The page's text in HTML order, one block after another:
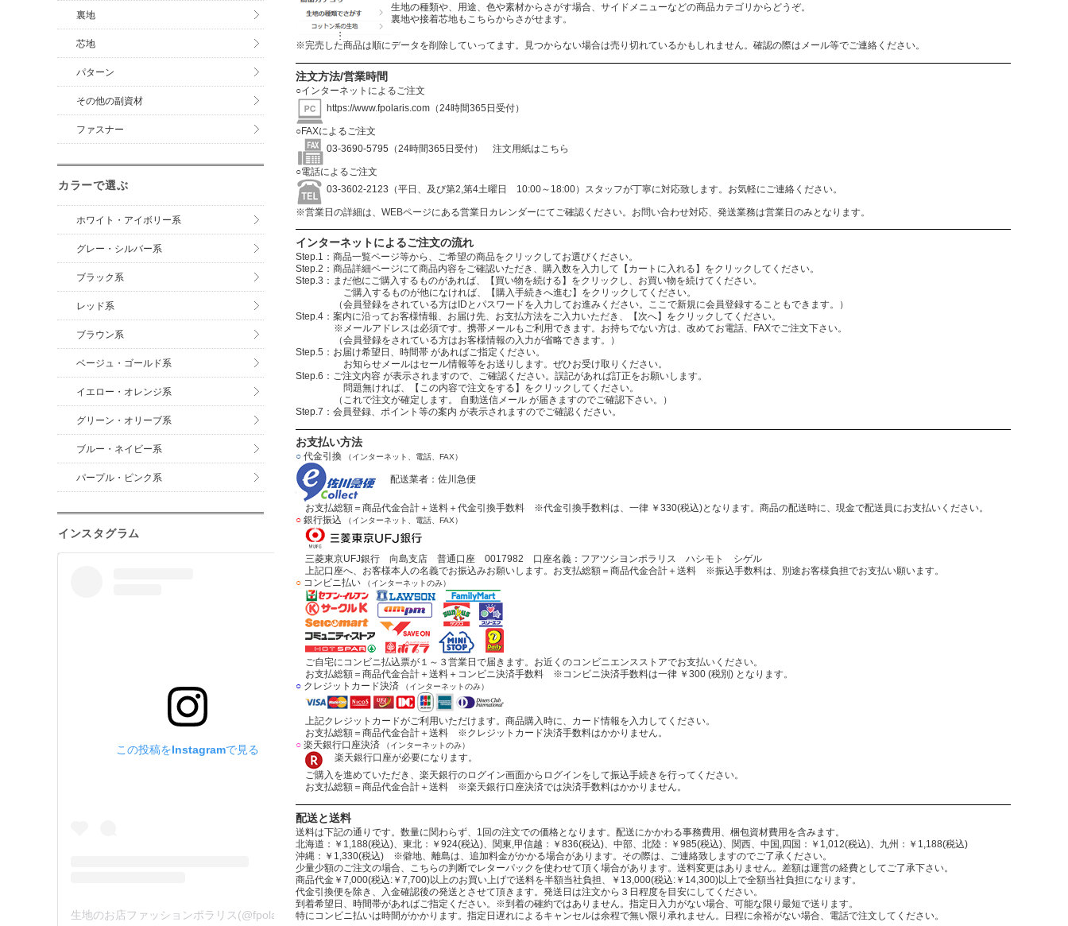
生地の種類や、用途、色や素材からさがす場合、サイドメニューなどの商品カテゴリからどうぞ。
裏地や接着芯地もこちらからさがせます。
※完売した商品は順にデータを削除していってます。見つからない場合は売り切れているかもしれません。確認の際はメール等でご連絡ください。
注文方法/営業時間
○インターネットによるご注文
https://www.fpolaris.com （24時間365日受付）
○FAXによるご注文
03-3690-5795（24時間365日受付）
注文用紙はこちら
○電話によるご注文
03-3602-2123（平日、及び第2,第4土曜日 10:00～18:00）スタッフが丁寧に対応致します。お気軽にご連絡ください。
※営業日の詳細は、WEBページにある営業日カレンダーにてご確認ください。お問い合わせ対応、発送業務は営業日のみとなります。
インターネットによるご注文の流れ
Step.1：商品一覧ページ等から、ご希望の商品をクリックしてお選びください。
Step.2：商品詳細ページにて商品内容をご確認いただき、購入数を入力して【カートに入れる】をクリックしてください。
Step.3：まだ他にご購入するものがあれば、【買い物を続ける】をクリックし、お買い物を続けてください。
ご購入するものが他になければ、【購入手続きへ進む】をクリックしてください。
（会員登録をされている方はIDとパスワードを入力してお進みください。ここで新規に会員登録することもできます。）
Step.4：案内に沿ってお客様情報、お届け先、お支払方法をご入力いただき、【次へ】をクリックしてください。
※メールアドレスは必須です。携帯メールもご利用できます。お持ちでない方は、改めてお電話、FAXでご注文下さい。
（会員登録をされている方はお客様情報の入力が省略できます。）
Step.5：お届け希望日、時間帯 があればご指定ください。
お知らせメールはセール情報等をお送りします。ぜひお受け取りください。
Step.6：ご注文内容 が表示されますので、ご確認ください。誤記があれば訂正をお願いします。
問題無ければ、【この内容で注文をする】をクリックしてください。
（これで注文が確定します。 自動送信メール が届きますのでご確認下さい。）
Step.7：会員登録、ポイント等の案内 が表示されますのでご確認ください。
お支払い方法
○ 代金引換 （インターネット、電話、FAX）
配送業者：佐川急便
お支払総額＝商品代金合計＋送料＋代金引換手数料 ※代金引換手数料は、一律 ￥330(税込)となります。商品の配送時に、現金で配送員にお支払いください。
○ 銀行振込 （インターネット、電話、FAX）
三菱東京UFJ銀行 向島支店 普通口座 0017982 口座名義：フアツシヨンポラリス ハシモト シゲル
上記口座へ、お客様本人の名義でお振込みお願いします。お支払総額＝商品代金合計＋送料 ※振込手数料は、別途お客様負担でお支払い願います。
○ コンビニ払い （インターネットのみ）
ご自宅にコンビニ払込票が１～３営業日で届きます。お近くのコンビニエンスストアでお支払いください。
お支払総額＝商品代金合計＋送料＋コンビニ決済手数料 ※コンビニ決済手数料は一律 ￥300 (税別) となります。
○ クレジットカード決済 （インターネットのみ）
上記クレジットカードがご利用いただけます。商品購入時に、カード情報を入力してください。
お支払総額＝商品代金合計＋送料 ※クレジットカード決済手数料はかかりません。
○ 楽天銀行口座決済 （インターネットのみ）
楽天銀行口座が必要になります。
ご購入を進めていただき、楽天銀行のログイン画面からログインをして振込手続きを行ってください。
お支払総額＝商品代金合計＋送料 ※楽天銀行口座決済では決済手数料はかかりません。
配送と送料
送料は下記の通りです。数量に関わらず、1回の注文での価格となります。配送にかかわる事務費用、梱包資材費用を含みます。
北海道：￥1,188(税込)、東北：￥924(税込)、関東,甲信越：￥836(税込)、中部、北陸：￥985(税込)、関西、中国,四国：￥1,012(税込)、九州：￥1,188(税込)
沖縄：￥1,330(税込) ※僻地、離島は、追加料金がかかる場合があります。その際は、ご連絡致しますのでご了承ください。
少量少額のご注文の場合、こちらの判断でレターパックを使わせて頂く場合があります。送料変更はありません。差額は運営の経費としてご了承下さい。
商品代金￥7,000(税込:￥7,700)以上のお買い上げで送料を半額当社負担、￥13,000(税込:￥14,300)以上で全額当社負担になります。
代金引換便を除き、入金確認後の発送とさせて頂きます。発送日は注文から３日程度を目安にしてください。
到着希望日、時間帯があればご指定ください。※到着の確約ではありません。指定日入力がない場合、可能な限り最短で送ります。
特にコンビニ払いは時間がかかります。指定日遅れによるキャンセルは余程で無い限り承れません。日程に余裕がない場合、電話で注文してください。
裏地
芯地
パターン
その他の副資材
ファスナー
カラーで選ぶ
ホワイト・アイボリー系
グレー・シルバー系
ブラック系
レッド系
ブラウン系
ベージュ・ゴールド系
イエロー・オレンジ系
グリーン・オリーブ系
ブルー・ネイビー系
パープル・ピンク系
インスタグラム
この投稿をInstagramで見る
生地のお店ファッションポラリス(@fpolaris_textile)がシェアした投稿